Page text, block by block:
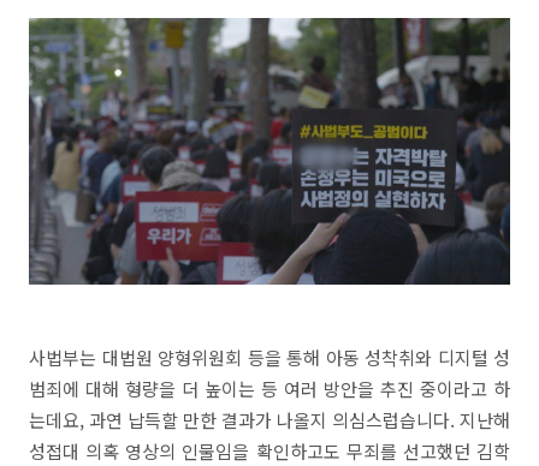
사법부는 대법원 양형위원회 등을 통해 아동 성착취와 디지털 성
범죄에 대해 형량을 더 높이는 등 여러 방안을 추진 중이라고 하
는데요, 과연 납득할 만한 결과가 나올지 의심스럽습니다. 지난해
성접대 의혹 영상의 인물임을 확인하고도 무죄를 선고했던 김학